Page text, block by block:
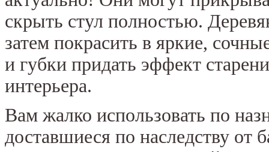
скрыть стул полностью.
затем покрасить в яркие,
и губки придать эффект
интерьера.
Вам жалко использовать по
доставшиеся по наследству от